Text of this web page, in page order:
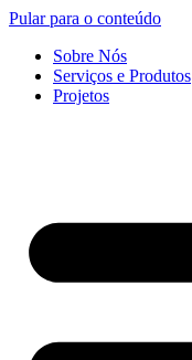
Pular para o conteúdo
Sobre Nós
Serviços e Produtos
Projetos